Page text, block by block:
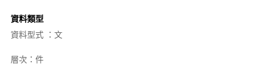
資料類型
資料型式 ：文
層次：件